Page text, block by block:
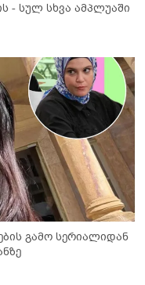
- სულ სხვა ამპლუაში
გამო სერიალიდან